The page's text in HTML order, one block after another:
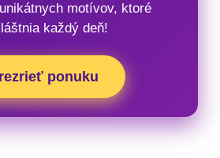
motívov, ktoré
každý deň!
ponuku